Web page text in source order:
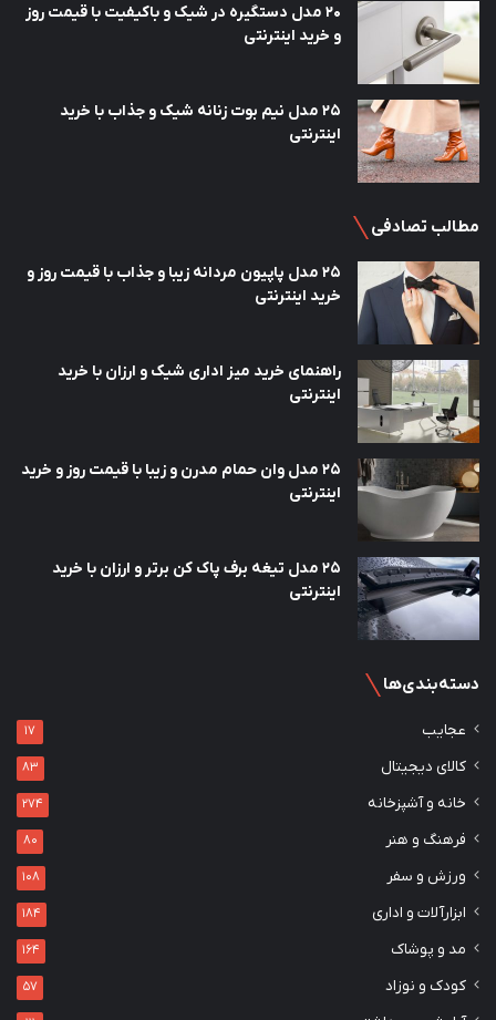
20 مدل دستگیره در شیک و باکیفیت با قیمت روز
و خرید اینترنتی
25 مدل نیم بوت زنانه شیک و جذاب با خرید
اینترنتی
مطالب تصادفی
25 مدل پاپیون مردانه زیبا و جذاب با قیمت روز و
خرید اینترنتی
راهنمای خرید میز اداری شیک و ارزان با خرید
اینترنتی
25 مدل وان حمام مدرن و زیبا با قیمت روز و خرید
اینترنتی
25 مدل تیغه برف پاک کن برتر و ارزان با خرید
اینترنتی
دسته‌بندی‌ها
عجایب 17
کالای دیجیتال 83
خانه و آشپزخانه 274
فرهنگ و هنر 80
ورزش و سفر 108
ابزارآلات و اداری 184
مد و پوشاک 164
کودک و نوزاد 57